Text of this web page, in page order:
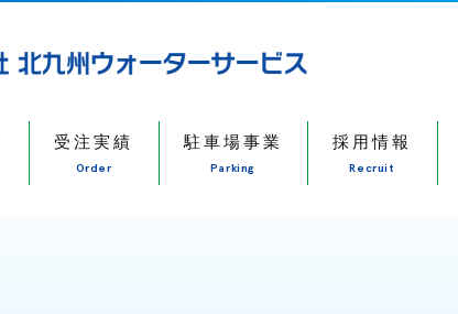
受注実績
Order
駐車場事業
Parking
採用情報
Recruit